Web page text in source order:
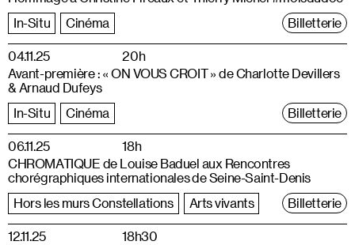
In-Situ Cinéma Billetterie
04.11.25 20h
In-Situ Cinéma Billetterie
Avant-première : « ON VOUS CROIT » de Charlotte Devillers
& Arnaud Dufeys
06.11.25 18h
Hors les murs Constellations Arts vivants Billetterie
CHROMATIQUE de Louise Baduel aux Rencontres
chorégraphiques internationales de Seine-Saint-Denis
12.11.25 18h30